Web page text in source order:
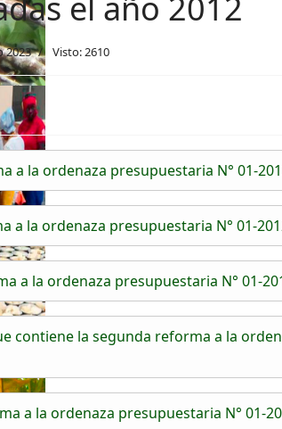
2023 Visto: 2610
a la ordenaza presupuestaria N° 01-
a la ordenaza presupuestaria N° 01-
a la ordenaza presupuestaria N° 01-
contiene la segunda reforma a la
a la ordenaza presupuestaria N° 01-